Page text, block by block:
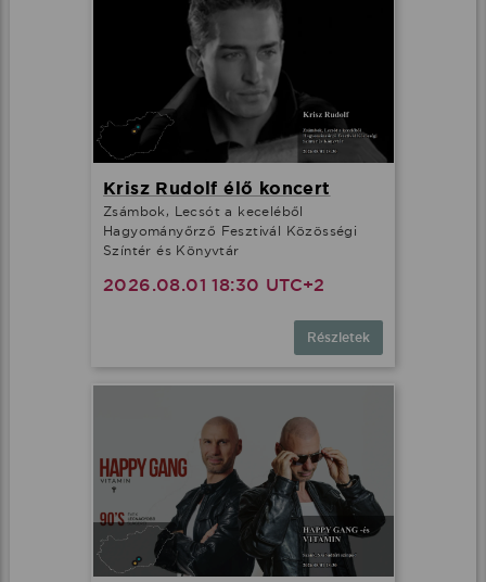
Krisz Rudolf élő koncert
Zsámbok, Lecsót a keceléből
Hagyományőrző Fesztivál Közösségi
Színtér és Könyvtár
2026.08.01 18:30 UTC+2
Részletek